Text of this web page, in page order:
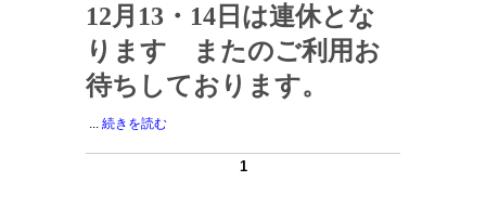
12月13・14日は連休とな
ります またのご利用お
待ちしております。
続きを読む
1